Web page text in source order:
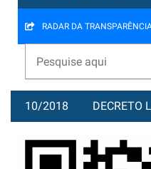
RADAR DA
10/2018 DECRETO